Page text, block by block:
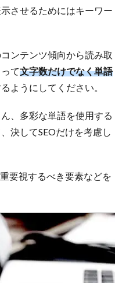
させるためにはキーワー
ンテンツ傾向から読み取
て文字数だけでなく単語
ようにしてください。
、多彩な単語を使用する
決してSEOだけを考慮し
要視するべき要素などを